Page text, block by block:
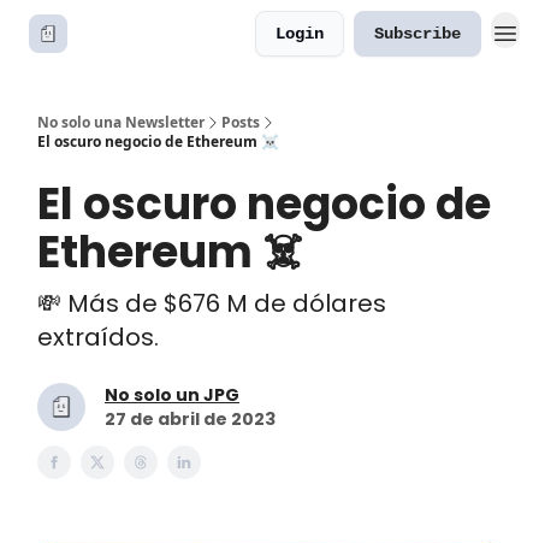
Login Subscribe
No solo una Newsletter
Posts
El oscuro negocio de Ethereum ☠️
El oscuro negocio de
Ethereum ☠️
💸 Más de $676 M de dólares
extraídos.
No solo un JPG
27 de abril de 2023